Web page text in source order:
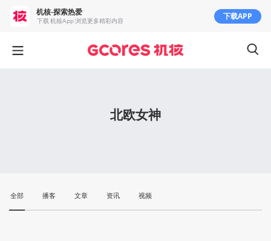
北欧女神
全部 播客 文章 资讯 视频
机核-探索热爱
下载 机核App 浏览更多精彩内容 下载APP